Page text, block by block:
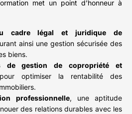
met un point d’honneur à
cadre légal et juridique de
ainsi une gestion sécurisée des
biens.
de gestion de copropriété et
optimiser la rentabilité des
professionnelle, une aptitude
des relations durables avec les